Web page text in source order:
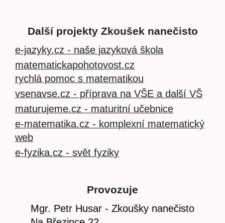
Další projekty Zkoušek nanečisto
e-jazyky.cz - naše jazyková škola
matematickapohotovost.cz
rychlá pomoc s matematikou
vsenavse.cz - příprava na VŠE a další VŠ
maturujeme.cz - maturitní učebnice
e-matematika.cz - komplexní matematický
web
e-fyzika.cz - svět fyziky
Provozuje
Mgr. Petr Husar - Zkoušky nanečisto